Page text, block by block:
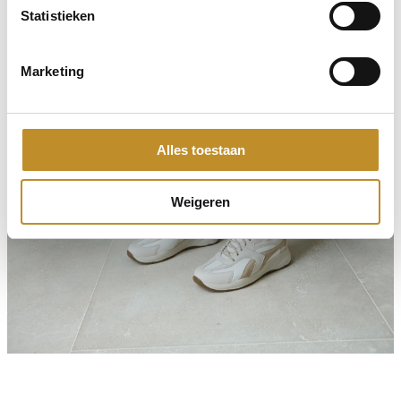
Statistieken
Marketing
Alles toestaan
Weigeren